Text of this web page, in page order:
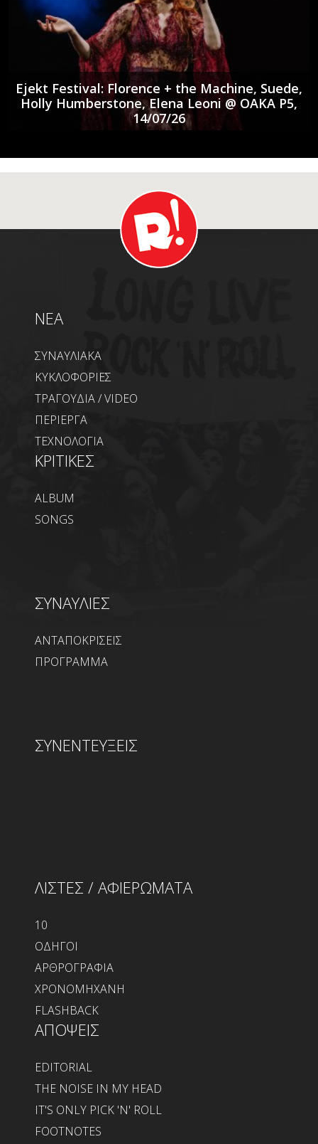
Ejekt Festival: Florence + the Machine, Suede,
Holly Humberstone, Elena Leoni @ ΟΑΚΑ P5,
14/07/26
NEA
ΣΥΝΑΥΛΙΑΚΑ
ΚΥΚΛΟΦΟΡΙΕΣ
ΤΡΑΓΟΥΔΙΑ / VIDEO
ΠΕΡΙΕΡΓΑ
ΤΕΧΝΟΛΟΓΙΑ
ΚΡΙΤΙΚΕΣ
ALBUM
SONGS
ΣΥΝΑΥΛΙΕΣ
ΑΝΤΑΠΟΚΡΙΣΕΙΣ
ΠΡΟΓΡΑΜΜΑ
ΣΥΝΕΝΤΕΥΞΕΙΣ
ΛΙΣΤΕΣ / ΑΦΙΕΡΩΜΑΤΑ
10
ΟΔΗΓΟΙ
ΑΡΘΡΟΓΡΑΦΙΑ
ΧΡΟΝΟΜΗΧΑΝΗ
FLASHBACK
ΑΠΟΨΕΙΣ
EDITORIAL
THE NOISE IN MY HEAD
IT'S ONLY PICK 'N' ROLL
FOOTNOTES